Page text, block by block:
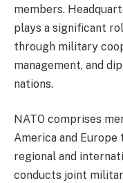
members.
plays a significant
through military
management, and
nations.
NATO comprises
America and
regional and
conducts joint